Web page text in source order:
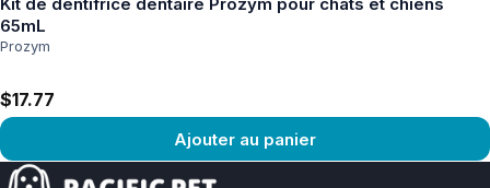
65mL
Prozym
$17.77
Ajouter au panier
Voir le produit